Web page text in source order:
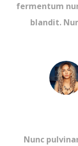
fermentum
blandit.
Nunc